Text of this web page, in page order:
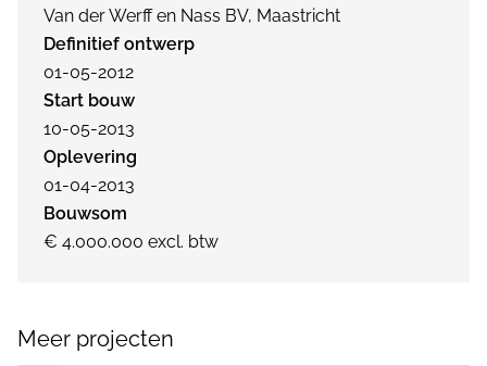
Van der Werff en Nass BV, Maastricht
Definitief ontwerp
01-05-2012
Start bouw
10-05-2013
Oplevering
01-04-2013
Bouwsom
€ 4.000.000 excl. btw
Meer projecten